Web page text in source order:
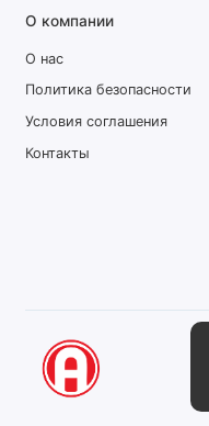
О компании
О нас
Политика безопасности
Условия соглашения
Контакты